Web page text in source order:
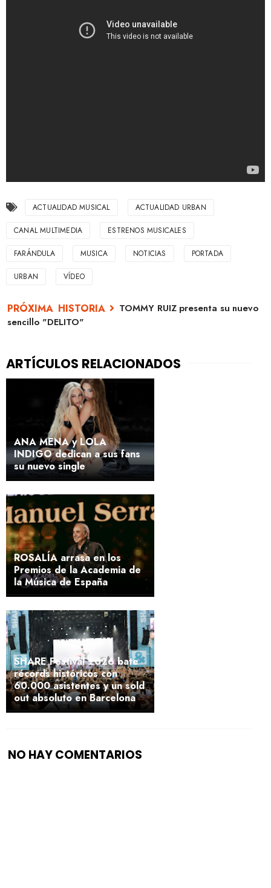
ACTUALIDAD MUSICAL ACTUALIDAD URBAN
CANAL MULTIMEDIA ESTRENOS MUSICALES
FARÁNDULA MUSICA NOTICIAS PORTADA
URBAN VÍDEO
TOMMY RUIZ presenta su nuevo
sencillo "DELITO"
ANA MENA y LOLA
INDIGO dedican a sus fans
su nuevo single
ROSALÍA arrasa en los
Premios de la Academia de
la Música de España
SHARE Festival 2026 bate
récords históricos con
60.000 asistentes y un sold
out absoluto en Barcelona
NO HAY COMENTARIOS